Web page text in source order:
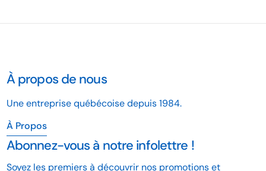
À propos de nous
Une entreprise québécoise depuis 1984.
À Propos
Abonnez-vous à notre infolettre !
Soyez les premiers à découvrir nos promotions et